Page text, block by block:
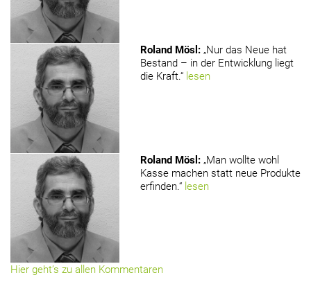
Roland Mösl : „Nur das Neue hat
Bestand – in der Entwicklung liegt
die Kraft.“ lesen
Roland Mösl : „Man wollte wohl
Kasse machen statt neue Produkte
erfinden.“ lesen
Hier geht’s zu allen Kommentaren